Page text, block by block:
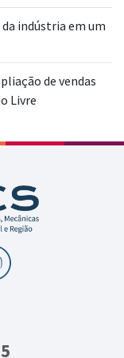
indústria em um
de vendas
Livre